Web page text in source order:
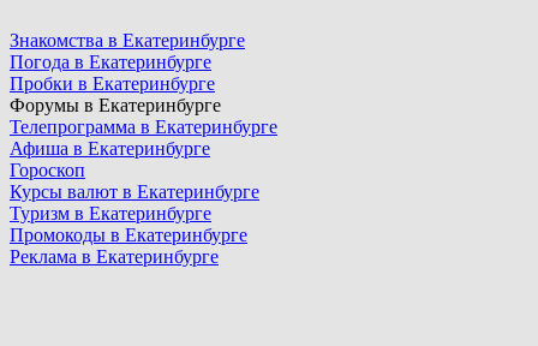
Знакомства в Екатеринбурге
Погода в Екатеринбурге
Пробки в Екатеринбурге
Форумы в Екатеринбурге
Телепрограмма в Екатеринбурге
Афиша в Екатеринбурге
Гороскоп
Курсы валют в Екатеринбурге
Туризм в Екатеринбурге
Промокоды в Екатеринбурге
Реклама в Екатеринбурге